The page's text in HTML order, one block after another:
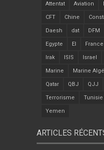
Attentat Aviation
CFT Chine
Daesh dat DFM
Egypte EI France
Irak ISIS Israel
Marine Marine
Qatar QBJ QJJ
Terrorisme Tunisie
Yemen
ARTICLES